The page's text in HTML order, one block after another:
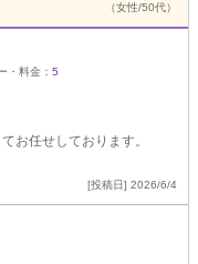
（女性/50代）
・料金： 5
お任せしております。
[投稿日] 2026/6/4